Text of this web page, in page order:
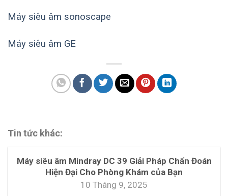
Máy siêu âm sonoscape
Máy siêu âm GE
Tin tức khác:
Máy siêu âm Mindray DC 39 Giải Pháp Chẩn Đoán
Hiện Đại Cho Phòng Khám của Bạn
10 Tháng 9, 2025